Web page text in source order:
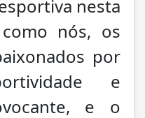
nesta
nós, os
por
e
e o